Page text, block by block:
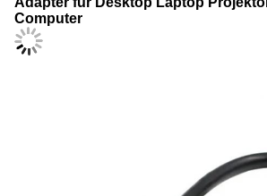
Computer